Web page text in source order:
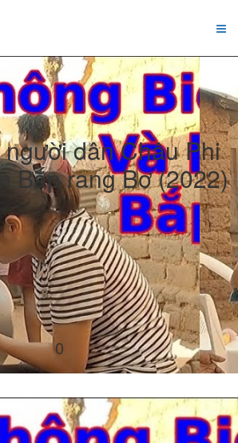
dân Châu Phi
Bắp rang Bơ (2022)
0